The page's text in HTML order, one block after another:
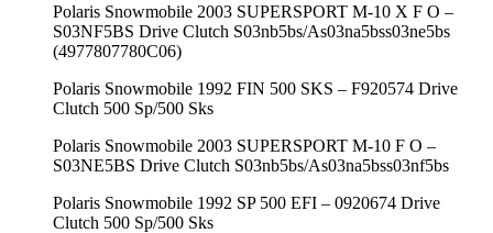
Polaris Snowmobile 2003 SUPERSPORT M-10 X F O –
S03NF5BS Drive Clutch S03nb5bs/As03na5bss03ne5bs
(4977807780C06)
Polaris Snowmobile 1992 FIN 500 SKS – F920574 Drive
Clutch 500 Sp/500 Sks
Polaris Snowmobile 2003 SUPERSPORT M-10 F O –
S03NE5BS Drive Clutch S03nb5bs/As03na5bss03nf5bs
Polaris Snowmobile 1992 SP 500 EFI – 0920674 Drive
Clutch 500 Sp/500 Sks